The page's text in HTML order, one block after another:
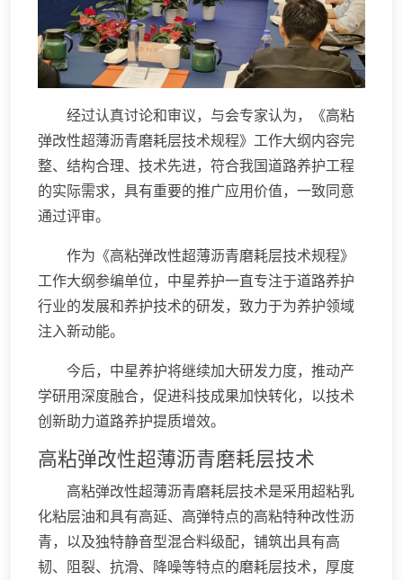
经过认真讨论和审议，与会专家认为，《高粘
弹改性超薄沥青磨耗层技术规程》工作大纲内容完
整、结构合理、技术先进，符合我国道路养护工程
的实际需求，具有重要的推广应用价值，一致同意
通过评审。
作为《高粘弹改性超薄沥青磨耗层技术规程》
工作大纲参编单位，中星养护一直专注于道路养护
行业的发展和养护技术的研发，致力于为养护领域
注入新动能。
今后，中星养护将继续加大研发力度，推动产
学研用深度融合，促进科技成果加快转化，以技术
创新助力道路养护提质增效。
高粘弹改性超薄沥青磨耗层技术
高粘弹改性超薄沥青磨耗层技术是采用超粘乳
化粘层油和具有高延、高弹特点的高粘特种改性沥
青，以及独特静音型混合料级配，铺筑出具有高
韧、阻裂、抗滑、降噪等特点的磨耗层技术，厚度